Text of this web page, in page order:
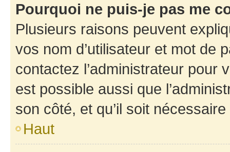
Pourquoi ne puis-je pas me
Plusieurs raisons peuvent
vos nom d’utilisateur et mot de
contactez l’administrateur pour
est possible aussi que
son côté, et qu’il soit
Haut